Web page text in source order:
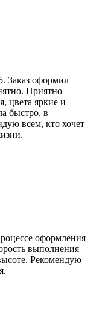
Заказ оформил
Приятно
цвета яркие и
быстро, в
всем, кто хочет
оформления
выполнения
Рекомендую